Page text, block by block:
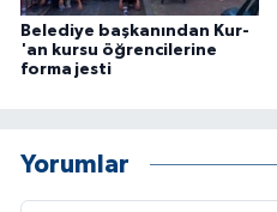
Belediye başkanından Kur-
'an kursu öğrencilerine
forma jesti
Yorumlar